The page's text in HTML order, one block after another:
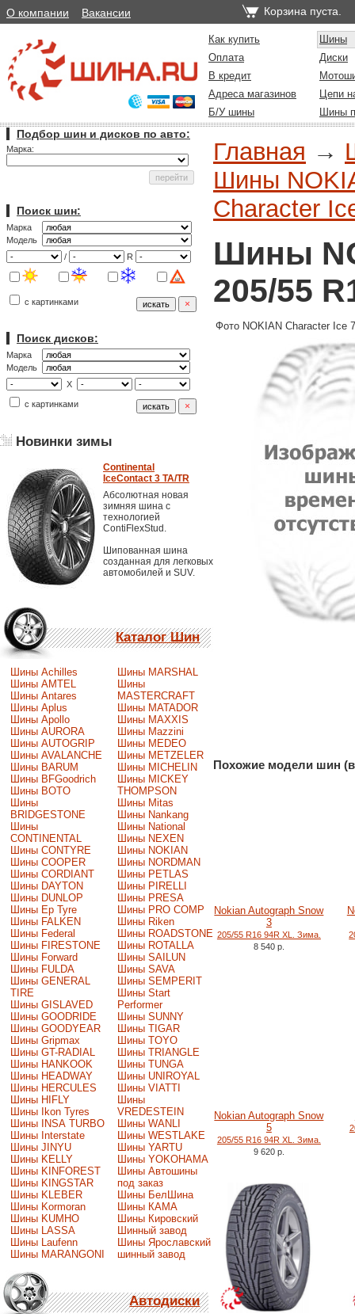
О компании Вакансии Корзина пуста.
Как купить
Шины
Оплата
Диски
В кредит
Адреса магазинов
Цепи
Б/У шины
Шины
Подбор шин и дисков по авто:
Марка:
Поиск шин:
Марка
Модель
/
R
с картинками
Поиск дисков:
Марка
Модель
X
с картинками
Новинки зимы
Continental
IceContact 3 TA/TR
Абсолютная новая
зимняя шина с
технологией
ContiFlexStud.
Шипованная шина
созданная для легковых
автомобилей и SUV.
Каталог Шин
Шины Achilles
Шины AMTEL
Шины Antares
Шины Aplus
Шины Apollo
Шины AURORA
Шины AUTOGRIP
Шины AVALANCHE
Шины BARUM
Шины BFGoodrich
Шины BOTO
Шины
BRIDGESTONE
Шины
CONTINENTAL
Шины CONTYRE
Шины COOPER
Шины CORDIANT
Шины DAYTON
Шины DUNLOP
Шины Ep Tyre
Шины FALKEN
Шины Federal
Шины FIRESTONE
Шины Forward
Шины FULDA
Шины GENERAL
TIRE
Шины GISLAVED
Шины GOODRIDE
Шины GOODYEAR
Шины Gripmax
Шины GT-RADIAL
Шины HANKOOK
Шины HEADWAY
Шины HERCULES
Шины HIFLY
Шины Ikon Tyres
Шины INSA TURBO
Шины Interstate
Шины JINYU
Шины KELLY
Шины KINFOREST
Шины KINGSTAR
Шины KLEBER
Шины Kormoran
Шины KUMHO
Шины LASSA
Шины Laufenn
Шины MARANGONI
Шины MARSHAL
Шины
MASTERCRAFT
Шины MATADOR
Шины MAXXIS
Шины Mazzini
Шины MEDEO
Шины METZELER
Шины MICHELIN
Шины MICKEY
THOMPSON
Шины Mitas
Шины Nankang
Шины National
Шины NEXEN
Шины NOKIAN
Шины NORDMAN
Шины PETLAS
Шины PIRELLI
Шины PRESA
Шины PRO COMP
Шины Riken
Шины ROADSTONE
Шины ROTALLA
Шины SAILUN
Шины SAVA
Шины SEMPERIT
Шины Start
Performer
Шины SUNNY
Шины TIGAR
Шины TOYO
Шины TRIANGLE
Шины TUNGA
Шины UNIROYAL
Шины VIATTI
Шины
VREDESTEIN
Шины WANLI
Шины WESTLAKE
Шины YARTU
Шины YOKOHAMA
Шины Автошины
под заказ
Шины БелШина
Шины КАМА
Шины Кировский
Шинный завод
Шины Ярославский
шинный завод
Автодиски
Главная →
Шины
Character
Шины
205/55
Фото NOKIAN Character Ice 7
Похожие модели шин
Nokian Autograph Snow
3
205/55 R16 94R XL. Зима.
8 540 р.
Nokian Autograph Snow
5
205/55 R16 94R XL. Зима.
9 620 р.